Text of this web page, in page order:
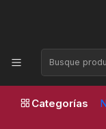
Categorías
Horario de
Inicio Parches